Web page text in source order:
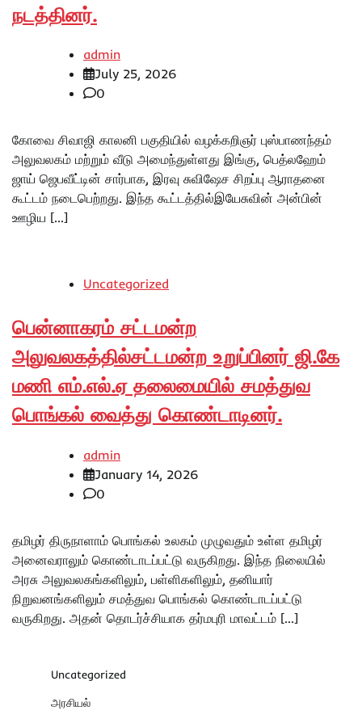
நடத்தினர்.
admin
July 25, 2026
0
கோவை சிவாஜி காலனி பகுதியில் வழக்கறிஞர் புஸ்பாணந்தம்
அலுவலகம் மற்றும் வீடு அமைந்துள்ளது இங்கு, பெத்லஹேம்
ஜாய் ஜெபவீட்டின் சார்பாக, இரவு சுவிஷேச சிறப்பு ஆராதனை
கூட்டம் நடைபெற்றது. இந்த கூட்டத்தில்இயேசுவின் அன்பின்
ஊழிய […]
Uncategorized
பென்னாகரம் சட்டமன்ற
அலுவலகத்தில்சட்டமன்ற உறுப்பினர் ஜி.கே
மணி எம்.எல்.ஏ தலைமையில் சமத்துவ
பொங்கல் வைத்து கொண்டாடினர்.
admin
January 14, 2026
0
தமிழர் திருநாளாம் பொங்கல் உலகம் முழுவதும் உள்ள தமிழர்
அனைவராலும் கொண்டாடப்பட்டு வருகிறது. இந்த நிலையில்
அரசு அலுவலகங்களிலும், பள்ளிகளிலும், தனியார்
நிறுவனங்களிலும் சமத்துவ பொங்கல் கொண்டாடப்பட்டு
வருகிறது. அதன் தொடர்ச்சியாக தர்மபுரி மாவட்டம் […]
Uncategorized
அரசியல்